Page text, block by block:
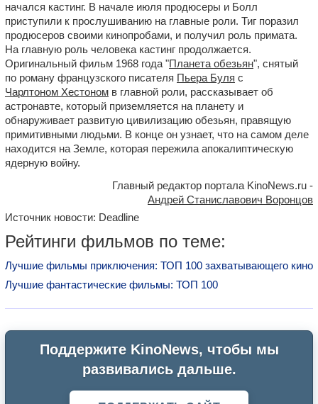
начался кастинг. В начале июля продюсеры и Болл
приступили к прослушиванию на главные роли. Тиг поразил
продюсеров своими кинопробами, и получил роль примата.
На главную роль человека кастинг продолжается.
Оригинальный фильм 1968 года "Планета обезьян", снятый
по роману французского писателя Пьера Буля с
Чарлтоном Хестоном в главной роли, рассказывает об
астронавте, который приземляется на планету и
обнаруживает развитую цивилизацию обезьян, правящую
примитивными людьми. В конце он узнает, что на самом деле
находится на Земле, которая пережила апокалиптическую
ядерную войну.
Главный редактор портала KinoNews.ru -
Андрей Станиславович Воронцов
Источник новости: Deadline
Рейтинги фильмов по теме:
Лучшие фильмы приключения: ТОП 100 захватывающего кино
Лучшие фантастические фильмы: ТОП 100
Поддержите KinoNews, чтобы мы
развивались дальше.